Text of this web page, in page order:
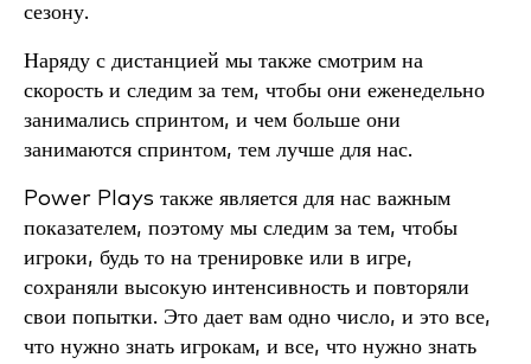
сезону.
Наряду с дистанцией мы также смотрим на
скорость и следим за тем, чтобы они еженедельно
занимались спринтом, и чем больше они
занимаются спринтом, тем лучше для нас.
Power Plays также является для нас важным
показателем, поэтому мы следим за тем, чтобы
игроки, будь то на тренировке или в игре,
сохраняли высокую интенсивность и повторяли
свои попытки. Это дает вам одно число, и это все,
что нужно знать игрокам, и все, что нужно знать